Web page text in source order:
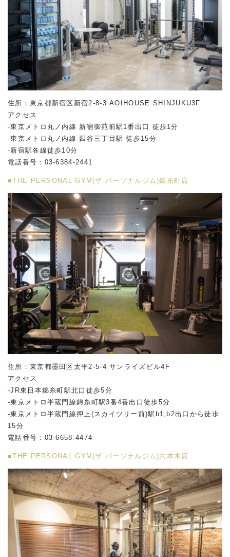
住所：東京都新宿区新宿2-8-3 AOIHOUSE SHINJUKU3F
アクセス
-東京メトロ丸ノ内線 新宿御苑前駅1番出口 徒歩1分
-東京メトロ丸ノ内線 四谷三丁目駅 徒歩15分
-新宿駅各線徒歩10分
電話番号：03-6384-2441
■THE PERSONAL GYM(ザ パーソナルジム)錦糸町店
住所：東京都墨田区太平2-5-4 サンライズビル4F
アクセス
-JR東日本錦糸町駅北口徒歩5分
-東京メトロ半蔵門線錦糸町駅3番4番出口徒歩5分
-東京メトロ半蔵門線押上(スカイツリー前)駅b1,b2出口から徒歩
15分
電話番号：03-6658-4474
■THE PERSONAL GYM(ザ パーソナルジム)六本木店